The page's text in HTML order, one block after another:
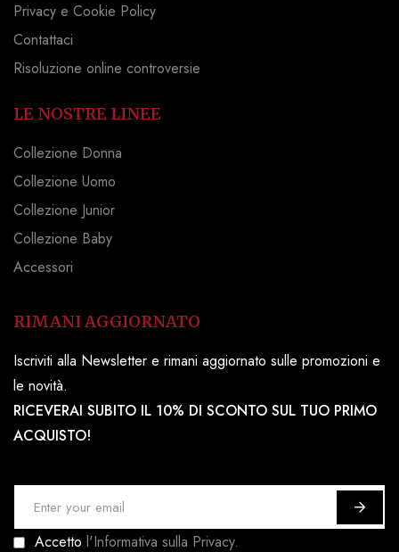
Privacy e Cookie Policy
Contattaci
Risoluzione online controversie
LE NOSTRE LINEE
Collezione Donna
Collezione Uomo
Collezione Junior
Collezione Baby
Accessori
RIMANI AGGIORNATO
Iscriviti alla Newsletter e rimani aggiornato sulle promozioni e
le novità.
RICEVERAI SUBITO IL 10% DI SCONTO SUL TUO PRIMO
ACQUISTO!
c
Accetto l'Informativa sulla Privacy.